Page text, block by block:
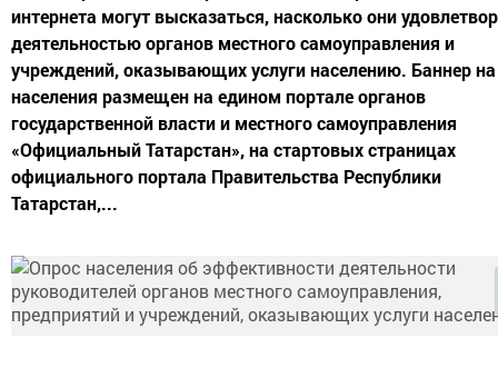
интернета могут высказаться, насколько они
деятельностью органов местного самоуправления и
учреждений, оказывающих услуги населению. Баннер
населения размещен на едином портале органов
государственной власти и местного самоуправления
«Официальный Татарстан», на стартовых страницах
официального портала Правительства Республики
Татарстан,...